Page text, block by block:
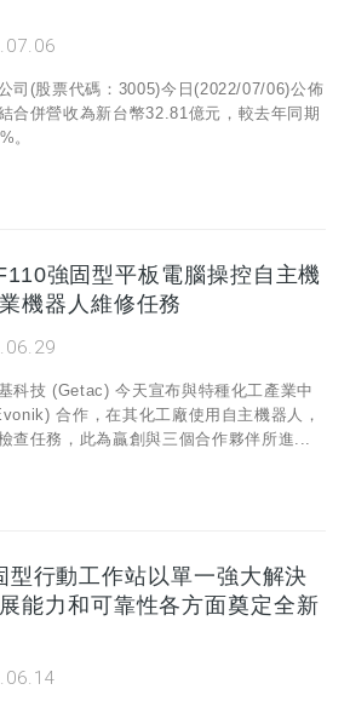
司(股票代碼：3005)今日(2022/07/06)公佈
合併營收為新台幣32.81億元，較去年同期
。
強固型平板電腦操控自主機
機器人維修任務
科技 (Getac) 今天宣布與特種化工產業中
合作，在其化工廠使用自主機器人，
查任務，此為贏創與三個合作夥伴所進...
行動工作站以單一強大解決
能力和可靠性各方面奠定全新